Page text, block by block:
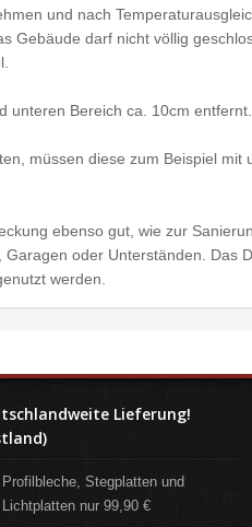
und nach
Gebäude darf nicht völlig
unteren Bereich ca. 10cm
müssen diese zum Beispiel
ebenso gut, wie zur
oder Unterständen. Das
werden.
Lieferung!
Profilbleche, Stegplatten und
Lichtplatten nur 99,90 €